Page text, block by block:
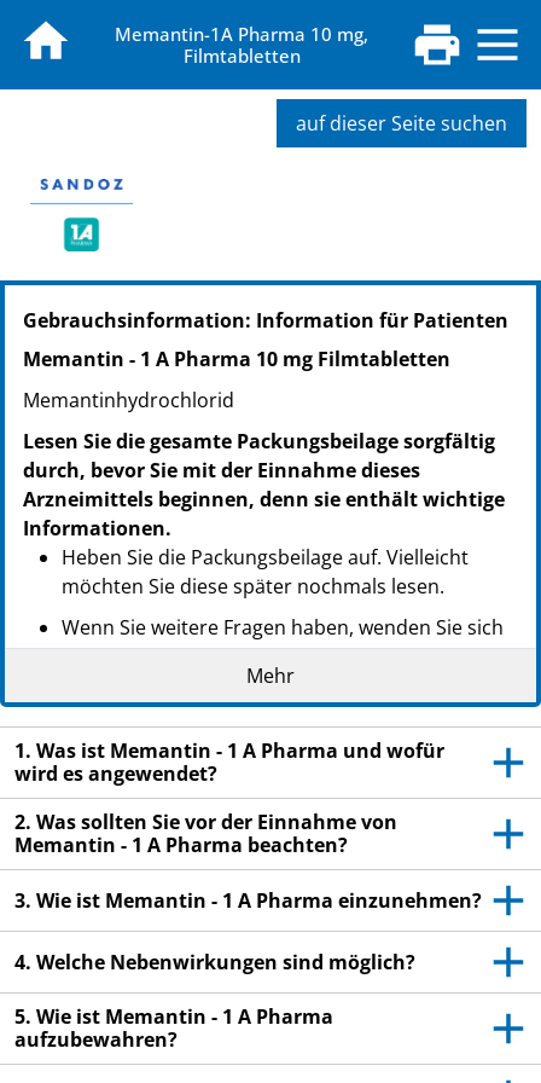
Memantin-1A Pharma 10 mg,
Filmtabletten
auf dieser Seite suchen
PZN: 04706458
PPN: 110470645814
NTIN: 04150047064582
PPN: 110470646477
NTIN: 04150047064643
Gebrauchsinformation: Information für Patienten
Memantin - 1 A Pharma 10 mg Filmtabletten
Memantinhydrochlorid
Lesen Sie die gesamte Packungsbeilage sorgfältig
durch, bevor Sie mit der Einnahme dieses
Arzneimittels beginnen, denn sie enthält wichtige
Informationen.
Heben Sie die Packungsbeilage auf. Vielleicht
möchten Sie diese später nochmals lesen.
Wenn Sie weitere Fragen haben, wenden Sie sich
an Ihren Arzt oder Apotheker.
Dieses Arzneimittel wurde Ihnen persönlich
verschrieben. Geben Sie es nicht an Dritte weiter.
Es kann anderen Menschen schaden, auch wenn
diese die gleichen Beschwerden haben wie Sie.
Wenn Sie Nebenwirkungen bemerken, wenden Sie
sich an Ihren Arzt oder Apotheker. Dies gilt auch
Packungsbeilage angegeben sind. Siehe Abschnitt
Mehr
1. Was ist Memantin - 1 A Pharma und wofür
wird es angewendet?
2. Was sollten Sie vor der Einnahme von
Memantin - 1 A Pharma beachten?
3. Wie ist Memantin - 1 A Pharma einzunehmen?
4. Welche Nebenwirkungen sind möglich?
5. Wie ist Memantin - 1 A Pharma
aufzubewahren?